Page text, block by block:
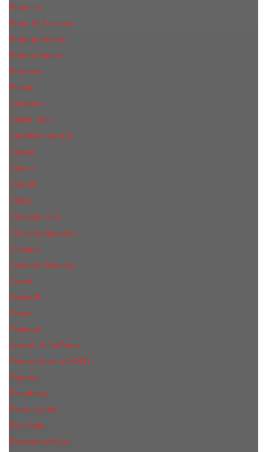
Beyonce
Bond № 9 unisex
Bottega Veneta
Britney Spears
Burberry
Bvlgari
Cacharel
Calvin Klein
Carolina Herrera
Cartier
Cerruti
Сhanеl
Chloe
Christian Dior
Christina Aguilera
Сliniquе
Costume National
Creed
Davidoff
Diesel
Diptyque
Дольче & Габбана
Donna Karan (DKNY)
Dupont
Eisenberg
Еsteе Lаudеr
Elie Saab
Elizabeth Arden